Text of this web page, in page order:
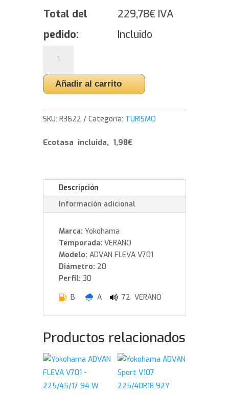
Total del
pedido:
229,78€ IVA
Incluido
ADVAN
FLEVA
V701
275/30/20
97
cantidad
Añadir al carrito
SKU:R3622 Categoría: TURISMO
Ecotasa incluida, 1,98€
Descripción
Información adicional
Marca: Yokohama
Temporada: VERANO
Modelo: ADVAN FLEVA V701
Diámetro: 20
Perfil: 30
B
A 72 VERANO
Productos relacionados